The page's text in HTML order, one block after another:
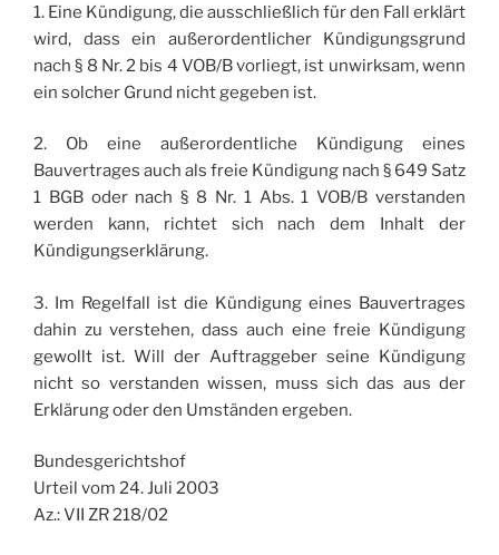
1. Eine Kündigung, die ausschließlich für den Fall erklärt
wird, dass ein außerordentlicher Kündigungsgrund
nach § 8 Nr. 2 bis 4 VOB/B vorliegt, ist unwirksam, wenn
ein solcher Grund nicht gegeben ist.
2. Ob eine außerordentliche Kündigung eines
Bauvertrages auch als freie Kündigung nach § 649 Satz
1 BGB oder nach § 8 Nr. 1 Abs. 1 VOB/B verstanden
werden kann, richtet sich nach dem Inhalt der
Kündigungserklärung.
3. Im Regelfall ist die Kündigung eines Bauvertrages
dahin zu verstehen, dass auch eine freie Kündigung
gewollt ist. Will der Auftraggeber seine Kündigung
nicht so verstanden wissen, muss sich das aus der
Erklärung oder den Umständen ergeben.
Bundesgerichtshof
Urteil vom 24. Juli 2003
Az.: VII ZR 218/02